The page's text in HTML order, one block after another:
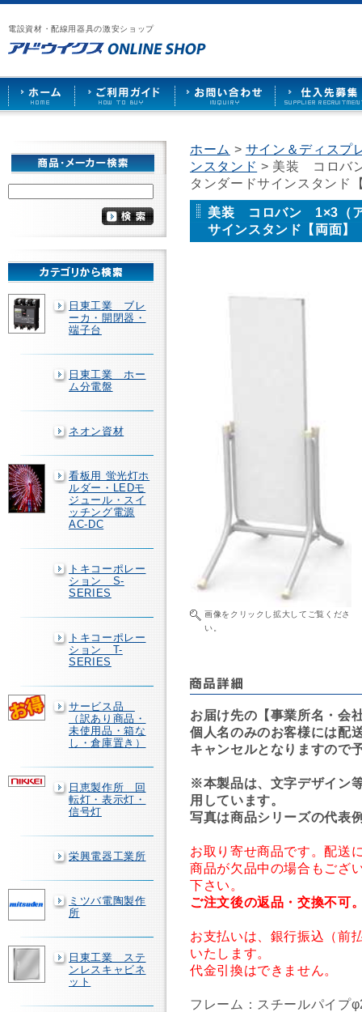
電設資材・配線用器具の激安ショップ
漏
電
ブ
レ
ー
カ
ー
や
照
ケ
ッ
ト
な
で
販
売
ア
ウ
イ
ス
HOME
ご
用
ガ
ド
お
い
合
せ
仕
先
募
日東工業 ブレ
ーカ・開閉器・
端子台
日東工業 ホー
ム分電盤
ネオン資材
看板用 蛍光灯ホ
ルダー・LEDモ
ジュール・スイ
ッチング電源
AC-DC
トキコーポレー
ション S-
SERIES
トキコーポレー
ション T-
SERIES
サービス品
（訳あり商品・
未使用品・箱な
し・倉庫置き）
日恵製作所 回
転灯・表示灯・
信号灯
栄興電器工業所
ミツバ電陶製作
所
日東工業 ステ
ンレスキャビネ
ット
ホーム > サイン＆ディス
ンスタンド > 美装 コロバ
タンダードサインスタンド
美装 コロバン 1×3（
サインスタンド【両面】
画像をクリックし拡大してご覧くださ
い。
お届け先の【事業所名・会
個人名のみのお客様には配
キャンセルとなりますので
※本製品は、文字デザイン
用しています。
写真は商品シリーズの代表
お取り寄せ商品です。配送
商品が欠品中の場合もござ
下さい。
ご注文後の返品・交換不可
お支払いは、銀行振込（前
いたします。
代金引換はできません。
フレーム：スチールパイプ